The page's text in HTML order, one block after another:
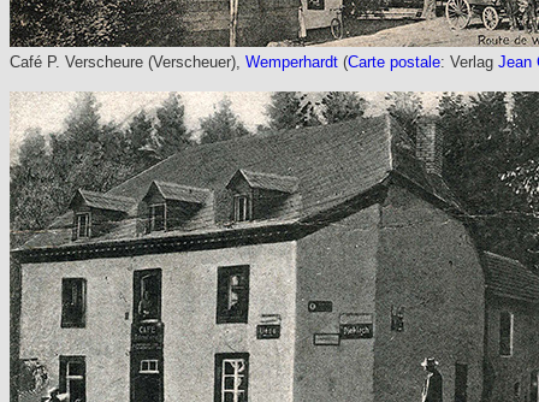
Café P. Verscheure (Verscheuer), Wemperhardt (Carte postale: Verlag Jean